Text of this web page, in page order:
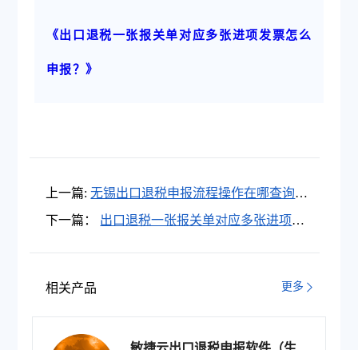
《出口退税一张报关单对应多张进项发票怎么
申报？》
上一篇: 无锡出口退税申报流程操作在哪查询？
江苏无锡出口退税申报指导网站是哪个？
下一篇：
出口退税一张报关单对应多张进项发
相关产品 更多